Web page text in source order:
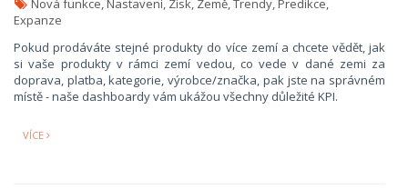
Nová funkce, Nastavení, Zisk, Země, Trendy, Predikce,
Expanze
Pokud prodáváte stejné produkty do více zemí a chcete vědět, jak
si vaše produkty v rámci zemí vedou, co vede v dané zemi za
doprava, platba, kategorie, výrobce/značka, pak jste na správném
místě - naše dashboardy vám ukážou všechny důležité KPI.
VÍCE